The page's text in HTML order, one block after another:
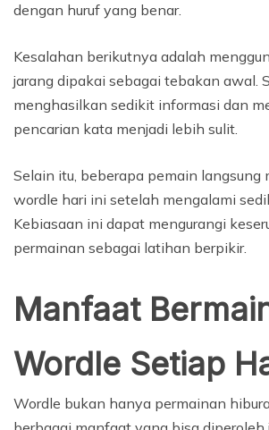
dengan huruf yang benar.
Kesalahan berikutnya adalah
jarang dipakai sebagai tebakan awal.
menghasilkan sedikit informasi dan
pencarian kata menjadi lebih sulit.
Selain itu, beberapa pemain langsung
wordle hari ini setelah mengalami
Kebiasaan ini dapat mengurangi
permainan sebagai latihan berpikir.
Manfaat
Wordle Setiap
Wordle bukan hanya permainan